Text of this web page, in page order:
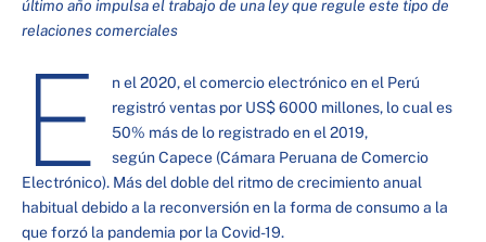
último año impulsa el trabajo de una ley que regule este tipo de
relaciones comerciales
E
n el 2020, el comercio electrónico en el Perú
registró ventas por US$ 6000 millones, lo cual es
50% más de lo registrado en el 2019,
según Capece (Cámara Peruana de Comercio
Electrónico). Más del doble del ritmo de crecimiento anual
habitual debido a la reconversión en la forma de consumo a la
que forzó la pandemia por la Covid-19.